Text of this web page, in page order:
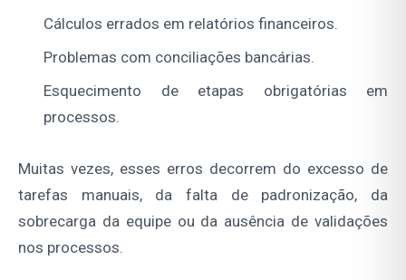
Cálculos errados em relatórios financeiros.
Problemas com conciliações bancárias.
Esquecimento de etapas obrigatórias em
processos.
Muitas vezes, esses erros decorrem do excesso de
tarefas manuais, da falta de padronização, da
sobrecarga da equipe ou da ausência de validações
nos processos.